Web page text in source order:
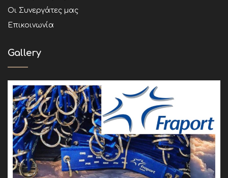
Οι Συνεργάτες μας
Επικοινωνία
Gallery